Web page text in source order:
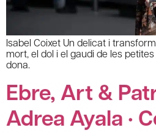
Isabel Coixet Un delicat i
mort, el dol i el gaudi de les
dona.
Ebre, Art &
Adrea Ayala ·